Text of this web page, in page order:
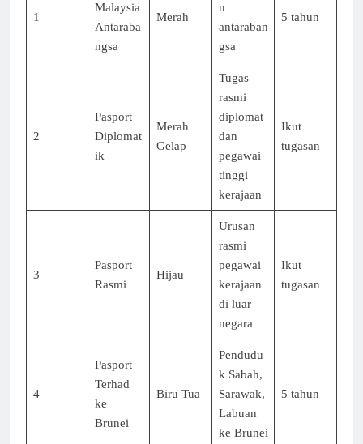
1
Malaysia
Antaraba
ngsa
Merah
n
antaraban
gsa
5 tahun
2
Pasport
Diplomat
ik
Merah
Gelap
Tugas
rasmi
diplomat
dan
pegawai
tinggi
kerajaan
Ikut
tugasan
3
Pasport
Rasmi
Hijau
Urusan
rasmi
pegawai
kerajaan
di luar
negara
Ikut
tugasan
4
Pasport
Terhad
ke
Brunei
Biru Tua
Pendudu
k Sabah,
Sarawak,
Labuan
ke Brunei
5 tahun